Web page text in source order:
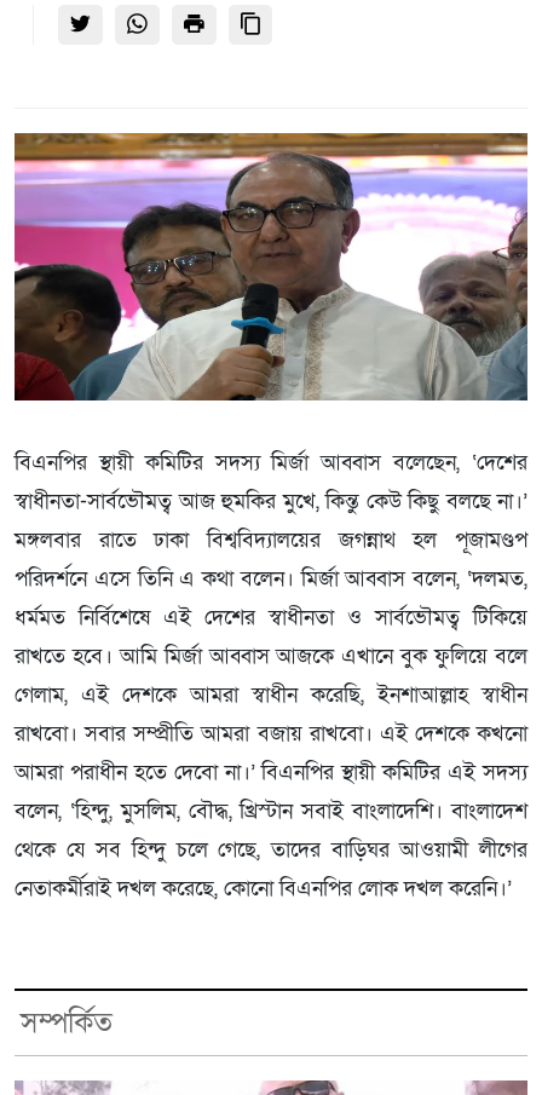
বিএনপির স্থায়ী কমিটির সদস্য মির্জা আব্বাস বলেছেন, ‘দেশের
স্বাধীনতা-সার্বভৌমত্ব আজ হুমকির মুখে, কিন্তু কেউ কিছু বলছে না।’
মঙ্গলবার রাতে ঢাকা বিশ্ববিদ্যালয়ের জগন্নাথ হল পূজামণ্ডপ
পরিদর্শনে এসে তিনি এ কথা বলেন। মির্জা আব্বাস বলেন, ‘দলমত,
ধর্মমত নির্বিশেষে এই দেশের স্বাধীনতা ও সার্বভৌমত্ব টিকিয়ে
রাখতে হবে। আমি মির্জা আব্বাস আজকে এখানে বুক ফুলিয়ে বলে
গেলাম, এই দেশকে আমরা স্বাধীন করেছি, ইনশাআল্লাহ স্বাধীন
রাখবো। সবার সম্প্রীতি আমরা বজায় রাখবো। এই দেশকে কখনো
আমরা পরাধীন হতে দেবো না।’ বিএনপির স্থায়ী কমিটির এই সদস্য
বলেন, ‘হিন্দু, মুসলিম, বৌদ্ধ, খ্রিস্টান সবাই বাংলাদেশি। বাংলাদেশ
থেকে যে সব হিন্দু চলে গেছে, তাদের বাড়িঘর আওয়ামী লীগের
নেতাকর্মীরাই দখল করেছে, কোনো বিএনপির লোক দখল করেনি।’
সম্পর্কিত